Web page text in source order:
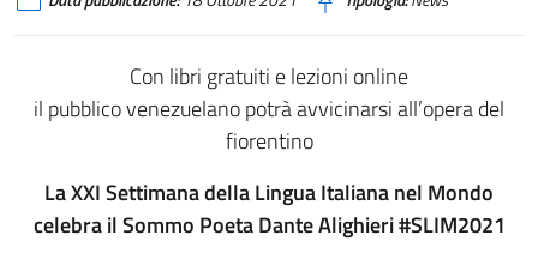
Con libri gratuiti e lezioni online
il pubblico venezuelano potrà avvicinarsi all’opera del
fiorentino
La XXI Settimana della Lingua Italiana nel Mondo
celebra il Sommo Poeta Dante Alighieri #SLIM2021